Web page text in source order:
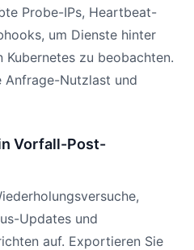
Probe-IPs, Heartbeat-
um Dienste hinter
Kubernetes zu beobachten.
Anfrage-Nutzlast und
Vorfall-Post-
Updates und
auf. Exportieren Sie